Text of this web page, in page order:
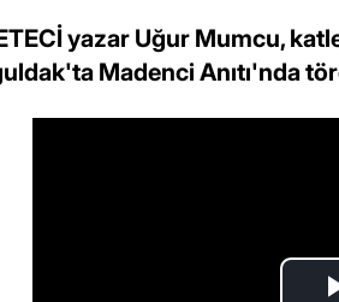
yazar Uğur Mumcu,
Madenci Anıtı'nda